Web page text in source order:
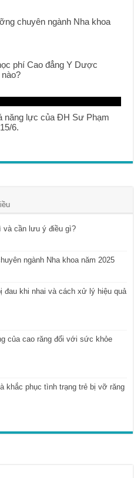
chuyên ngành Nha khoa
phí Cao đẳng Y Dược
năng lực của ĐH Sư Phạm
6.
và cần lưu ý điều gì?
ngành Nha khoa năm 2025
đau khi nhai và cách xử lý hiệu quả
của cao răng đối với sức khỏe
khắc phục tình trạng trẻ bị vỡ răng